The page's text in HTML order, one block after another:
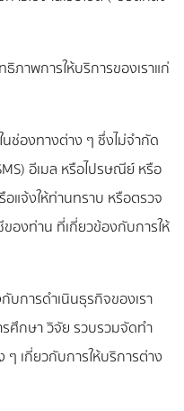
ภาพการให้บริการของเราแก่
ช่องทางต่าง ๆ ซึ่งไม่จำกัด
อีเมล หรือไปรษณีย์ หรือ
แจ้งให้ท่านทราบ หรือตรวจ
งท่าน ที่เกี่ยวข้องกับการให้
บการดำเนินธุรกิจของเรา
ศึกษา วิจัย รวบรวมจัดทำ
เกี่ยวกับการให้บริการต่าง